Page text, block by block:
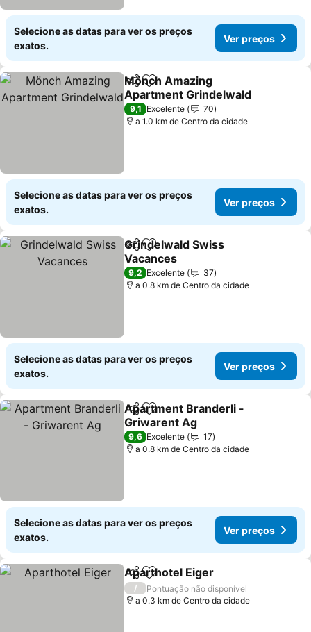
Selecione as datas para ver os preços
exatos.
Ver preços
PartilharAdicionar aos favoritos
Mönch Amazing
Apartment Grindelwald
9,1 Excelente
70
a 1.0 km de Centro da cidade
Selecione as datas para ver os preços
exatos.
Ver preços
PartilharAdicionar aos favoritos
Grindelwald Swiss
Vacances
9,2 Excelente
37
a 0.8 km de Centro da cidade
Selecione as datas para ver os preços
exatos.
Ver preços
PartilharAdicionar aos favoritos
Apartment Branderli -
Griwarent Ag
9,6 Excelente
17
a 0.8 km de Centro da cidade
Selecione as datas para ver os preços
exatos.
Ver preços
PartilharAdicionar aos favoritos
Aparthotel Eiger
/
Pontuação não disponível
a 0.3 km de Centro da cidade